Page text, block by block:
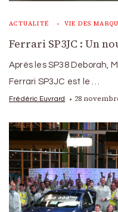
ACTUALITÉ VIE DES
Ferrari SP3JC : Un
Après les SP38 Deborah,
Ferrari SP3JC est le …
Frédéric Euvrard 28